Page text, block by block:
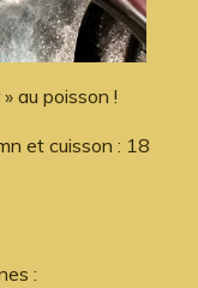
au poisson !
et cuisson : 18
: